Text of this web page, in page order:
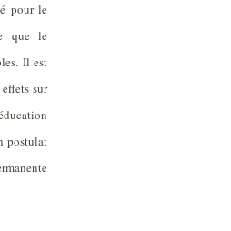
pour le
que le
Il est
sur
postulat